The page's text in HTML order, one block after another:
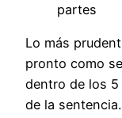
partes
Lo más
pronto como
dentro de los
de la sentencia.